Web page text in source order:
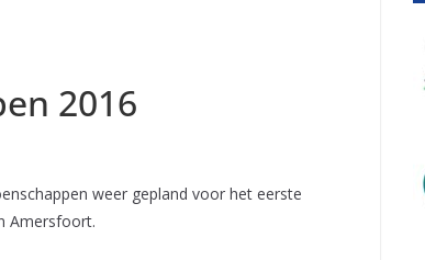
2016
weer gepland voor het eerste
Amersfoort.